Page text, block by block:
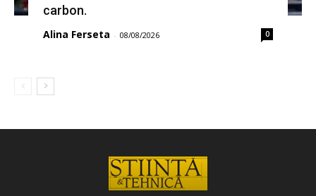
carbon.
Alina Ferseta - 08/08/2026 0